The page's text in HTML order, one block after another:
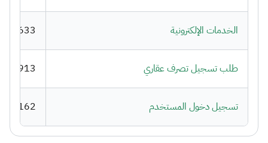
الخدمات الإلكترونية
طلب تسجيل تصرف عقاري
تسجيل دخول المستخدم